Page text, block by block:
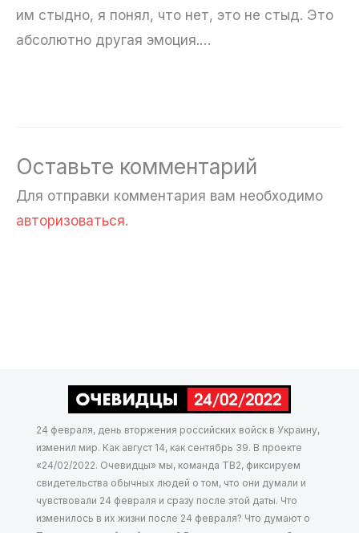
им стыдно, я понял, что нет, это не стыд. Это
абсолютно другая эмоция.…
Оставьте комментарий
Для отправки комментария вам необходимо
авторизоваться.
24 февраля, день вторжения российских войск в Украину,
изменил мир. Как август 14, как сентябрь 39. В проекте
«24/02/2022. Очевидцы» мы, команда ТВ2, фиксируем
свидетельства обычных людей о том, что они думали и
чувствовали 24 февраля и сразу после этой даты. Что
изменилось в их жизни после 24 февраля? Что думают о